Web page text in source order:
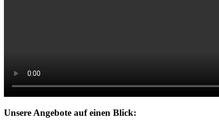
Unsere Angebote auf einen Blick: